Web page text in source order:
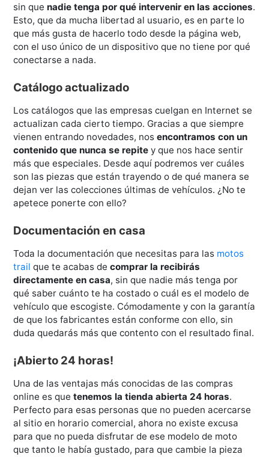
sin que nadie tenga por qué intervenir en las acciones.
Esto, que da mucha libertad al usuario, es en parte lo
que más gusta de hacerlo todo desde la página web,
con el uso único de un dispositivo que no tiene por qué
conectarse a nada.
Catálogo actualizado
Los catálogos que las empresas cuelgan en Internet se
actualizan cada cierto tiempo. Gracias a que siempre
vienen entrando novedades, nosencontramos con un
contenido que nunca se repite y que nos hace sentir
más que especiales. Desde aquí podremos ver cuáles
son las piezas que están trayendo o de qué manera se
dejan ver las colecciones últimas de vehículos. ¿No te
apetece ponerte con ello?
Documentación en casa
Toda la documentación que necesitas para las motos
trail que te acabas decomprar la recibirás
directamente en casa, sin que nadie más tenga por
qué saber cuánto te ha costado o cuál es el modelo de
vehículo que escogiste. Cómodamente y con la garantía
de que los fabricantes están conforme con ello, sin
duda quedarás más que contento con el resultado final.
¡Abierto 24 horas!
Una de las ventajas más conocidas de las compras
online es quetenemos la tienda abierta 24 horas.
Perfecto para esas personas que no pueden acercarse
al sitio en horario comercial, ahora no existe excusa
para que no pueda disfrutar de ese modelo de moto
que tanto le había gustado, para que cambie la pieza